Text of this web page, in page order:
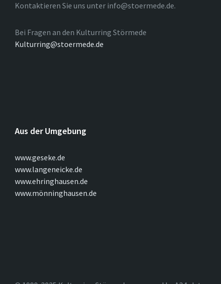
Kontaktieren Sie uns unter info@stoermede.de.
Bei Fragen an den Kulturring Störmede
Kulturring@stoermede.de
Aus der Umgebung
www.geseke.de
www.langeneicke.de
www.ehringhausen.de
www.mönninghausen.de